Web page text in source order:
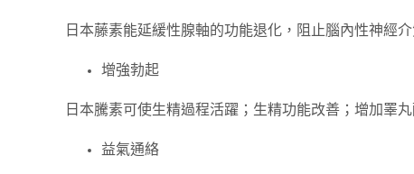
日本藤素能延緩性腺軸的功能退化，阻止腦內性神經
增強勃起
日本騰素可使生精過程活躍；生精功能改善；增加睪
益氣通絡